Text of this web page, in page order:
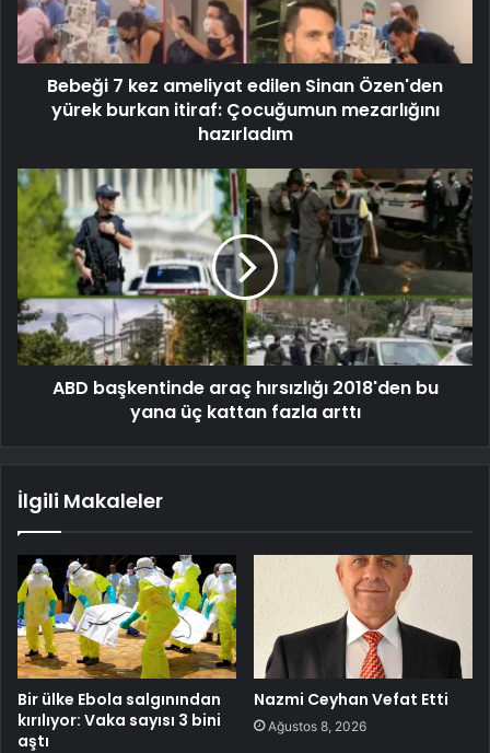
Bebeği 7 kez ameliyat edilen Sinan Özen'den
yürek burkan itiraf: Çocuğumun mezarlığını
hazırladım
ABD başkentinde araç hırsızlığı 2018'den bu
yana üç kattan fazla arttı
İlgili Makaleler
Bir ülke Ebola salgınından
kırılıyor: Vaka sayısı 3 bini
aştı
Nazmi Ceyhan Vefat Etti
Ağustos 8, 2026